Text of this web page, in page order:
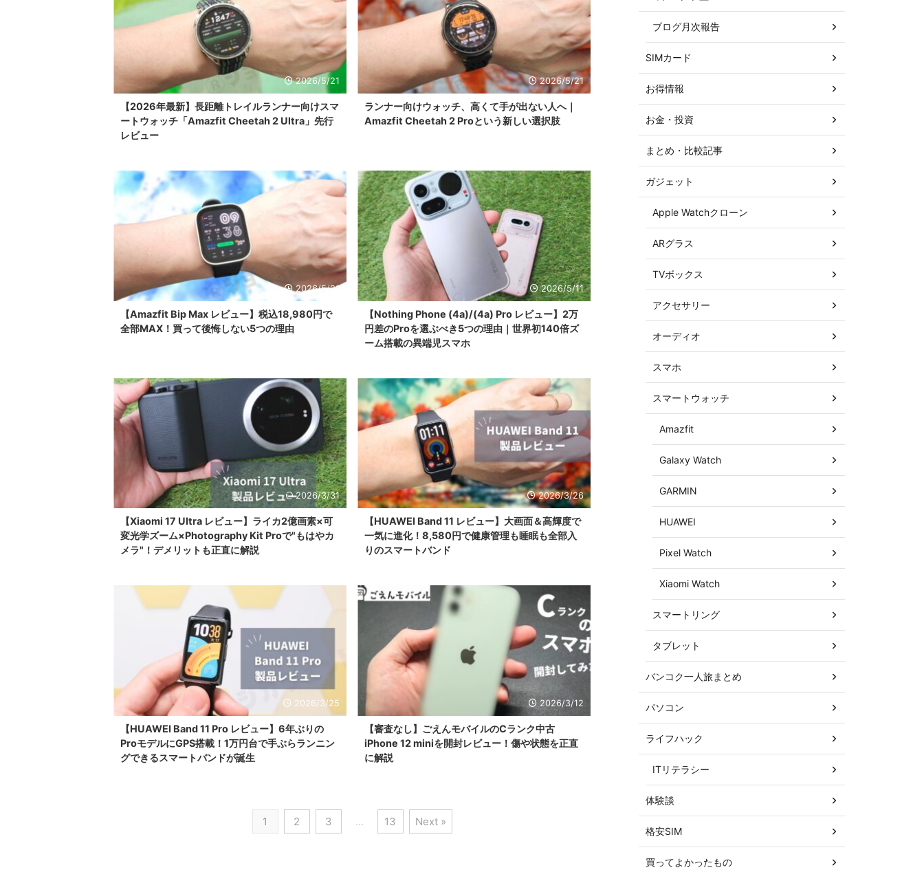
2026/5/21
【2026年最新】長距離トレイルランナー向けスマ
ートウォッチ「Amazfit Cheetah 2 Ultra」先行
レビュー
2026/5/21
ランナー向けウォッチ、高くて手が出ない人へ｜
Amazfit Cheetah 2 Proという新しい選択肢
2026/5/21
【Amazfit Bip Max レビュー】税込18,980円で
全部MAX！買って後悔しない5つの理由
2026/5/11
【Nothing Phone (4a)/(4a) Pro レビュー】2万
円差のProを選ぶべき5つの理由｜世界初140倍ズ
ーム搭載の異端児スマホ
2026/3/31
【Xiaomi 17 Ultra レビュー】ライカ2億画素×可
変光学ズーム×Photography Kit Proで"もはやカ
メラ"！デメリットも正直に解説
2026/3/26
【HUAWEI Band 11 レビュー】大画面＆高輝度で
一気に進化！8,580円で健康管理も睡眠も全部入
りのスマートバンド
2026/3/25
【HUAWEI Band 11 Pro レビュー】6年ぶりの
ProモデルにGPS搭載！1万円台で手ぶらランニン
グできるスマートバンドが誕生
2026/3/12
【審査なし】ごえんモバイルのCランク中古
iPhone 12 miniを開封レビュー！傷や状態を正直
に解説
1 2 3 … 13 Next »
ブログ月次報告
SIMカード
お得情報
お金・投資
まとめ・比較記事
ガジェット
Apple Watchクローン
ARグラス
TVボックス
アクセサリー
オーディオ
スマホ
スマートウォッチ
Amazfit
Galaxy Watch
GARMIN
HUAWEI
Pixel Watch
Xiaomi Watch
スマートリング
タブレット
バンコク一人旅まとめ
パソコン
ライフハック
ITリテラシー
体験談
格安SIM
買ってよかったもの